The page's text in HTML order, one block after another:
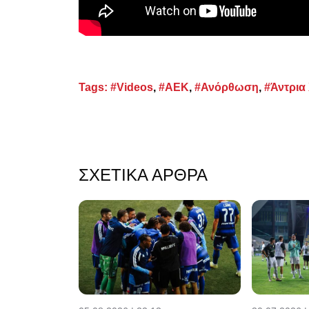
Tags: #Videos, #ΑΕΚ, #Ανόρθωση,
ΣΧΕΤΙΚΆ ΆΡΘΡΑ